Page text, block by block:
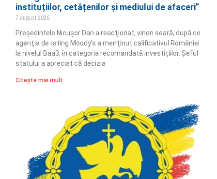
instituțiilor, cetățenilor și mediului de afaceri”
7 august 2026
Preşedintele Nicuşor Dan a reacţionat, vineri seară, după ce
agenţia de rating Moody’s a menţinut calificativul României
la nivelul Baa3, în categoria recomandată investiţiilor. Şeful
statului a apreciat că decizia
Citește mai mult ..